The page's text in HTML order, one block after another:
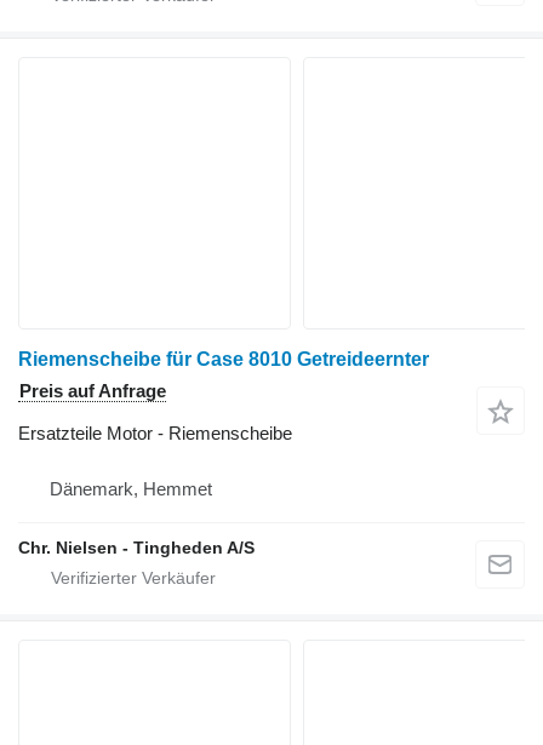
Riemenscheibe für Case 8010 Getreideernter
Preis auf Anfrage
Ersatzteile Motor - Riemenscheibe
Dänemark, Hemmet
Chr. Nielsen - Tingheden A/S